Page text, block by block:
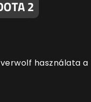
2
használata a